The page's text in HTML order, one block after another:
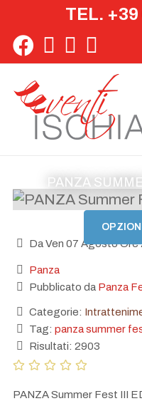
TEL. +39
PANZA
Da Ven 07 Agosto
Panza
Pubblicato da Panza
Categorie:
Tag: panza summer
Risultati: 2903
PANZA Summer Fest III